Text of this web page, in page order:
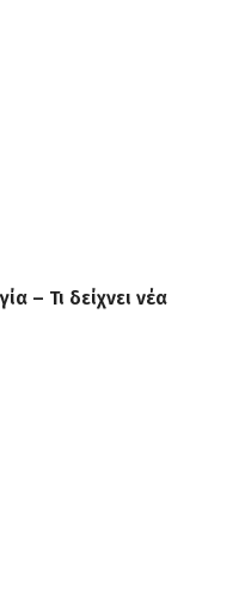
– Τι δείχνει νέα